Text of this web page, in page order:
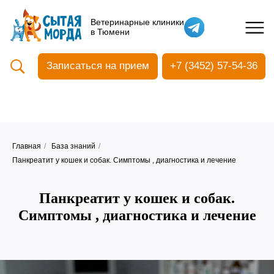
Ветеринарные клиники
в Тюмени
Кастрация собак
Вакцинация
Ультразвуковая чистка зубов
Общий анализ крови
Главная / База знаний /
Панкреатит у кошек и собак. Симптомы , диагностика и лечение
Панкреатит у кошек и собак.
Симптомы , диагностика и лечение